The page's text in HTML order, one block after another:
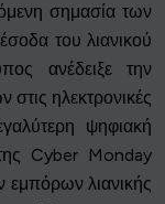
σημασία των
του λιανικού
ανέδειξε την
ηλεκτρονικές
ψηφιακή
Cyber Monday
εμπόρων λιανικής